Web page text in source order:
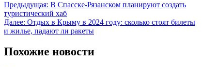
Предыдущая: В Спасске-Рязанском планируют создать
туристический хаб
Далее: Отдых в Крыму в 2024 году: сколько стоят билеты
и жилье, падают ли ракеты
Похожие новости